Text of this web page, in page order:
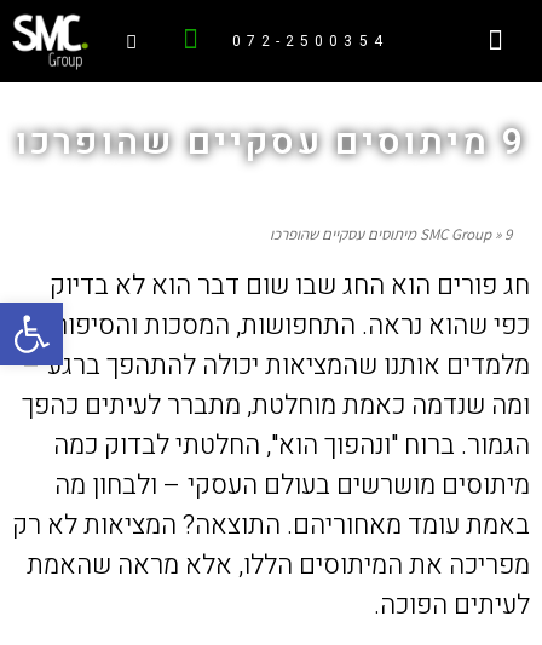
פתח
072-2500354
9 מיתוסים עסקיים שהופרכו
SMC Group»9 מיתוסים עסקיים שהופרכו
חג פורים הוא החג שבו שום דבר הוא לא בדיוק
כפי שהוא נראה. התחפושות, המסכות והסיפורים
מלמדים אותנו שהמציאות יכולה להתהפך ברגע –
ומה שנדמה כאמת מוחלטת, מתברר לעיתים כהפך
הגמור. ברוח "ונהפוך הוא", החלטתי לבדוק כמה
מיתוסים מושרשים בעולם העסקי – ולבחון מה
באמת עומד מאחוריהם. התוצאה? המציאות לא רק
מפריכה את המיתוסים הללו, אלא מראה שהאמת
לעיתים הפוכה.